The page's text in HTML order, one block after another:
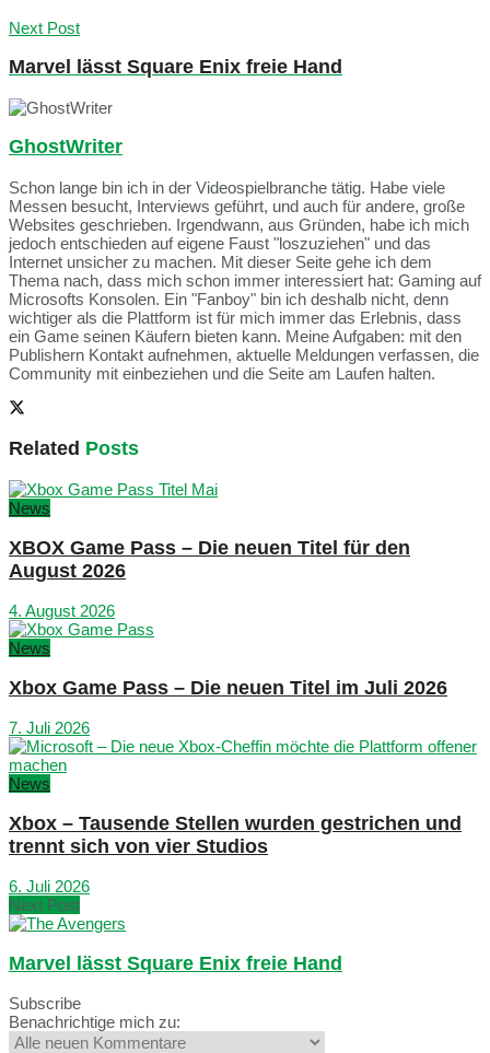
Next Post
Marvel lässt Square Enix freie Hand
GhostWriter
Schon lange bin ich in der Videospielbranche tätig. Habe viele
Messen besucht, Interviews geführt, und auch für andere, große
Websites geschrieben. Irgendwann, aus Gründen, habe ich mich
jedoch entschieden auf eigene Faust "loszuziehen" und das
Internet unsicher zu machen. Mit dieser Seite gehe ich dem
Thema nach, dass mich schon immer interessiert hat: Gaming auf
Microsofts Konsolen. Ein "Fanboy" bin ich deshalb nicht, denn
wichtiger als die Plattform ist für mich immer das Erlebnis, dass
ein Game seinen Käufern bieten kann. Meine Aufgaben: mit den
Publishern Kontakt aufnehmen, aktuelle Meldungen verfassen, die
Community mit einbeziehen und die Seite am Laufen halten.
Related Posts
News
XBOX Game Pass – Die neuen Titel für den
August 2026
4. August 2026
News
Xbox Game Pass – Die neuen Titel im Juli 2026
7. Juli 2026
News
Xbox – Tausende Stellen wurden gestrichen und
trennt sich von vier Studios
6. Juli 2026
Next Post
Marvel lässt Square Enix freie Hand
Subscribe
Benachrichtige mich zu: